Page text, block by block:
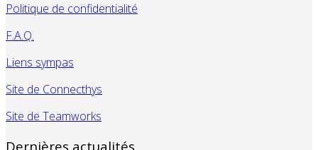
Politique de confidentialité
F.A.Q.
Liens sympas
Site de Connecthys
Site de Teamworks
Dernières actualités